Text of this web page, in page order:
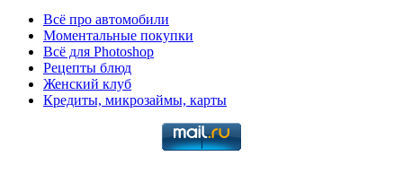
Всё про автомобили
Моментальные покупки
Всё для Photoshop
Рецепты блюд
Женский клуб
Кредиты, микрозаймы, карты